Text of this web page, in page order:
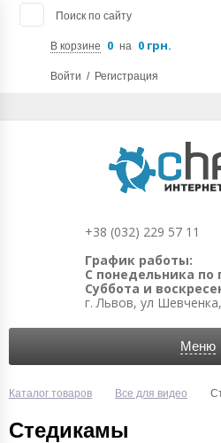
Поиск по сайту
В корзине 0 на 0 грн.
Войти / Регистрация
+38 (032) 229 57 11
График работы:
С понедельника по
Суббота и
г. Львов, ул
Меню
Каталог товаров Все для видео
Стедикамы